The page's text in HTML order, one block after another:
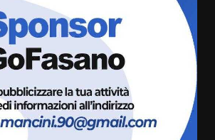
“I Contestatori: Musica di
Rivoluzione”: nuovo
appuntamento con “Fasano in
Banda”
7 Agosto 2026 06:05
US Fasano, Scianaro: “Profonda
amarezza per esclusione dal
campionato di calcio”